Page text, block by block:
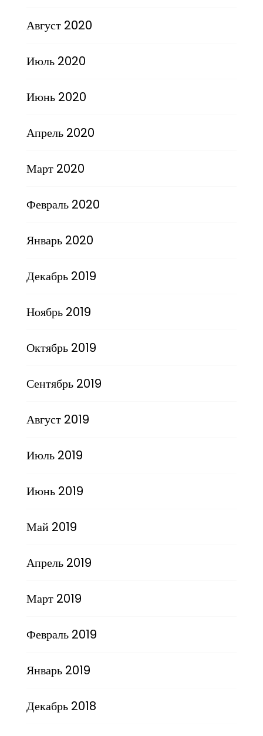
Август 2020
Июль 2020
Июнь 2020
Апрель 2020
Март 2020
Февраль 2020
Январь 2020
Декабрь 2019
Ноябрь 2019
Октябрь 2019
Сентябрь 2019
Август 2019
Июль 2019
Июнь 2019
Май 2019
Апрель 2019
Март 2019
Февраль 2019
Январь 2019
Декабрь 2018